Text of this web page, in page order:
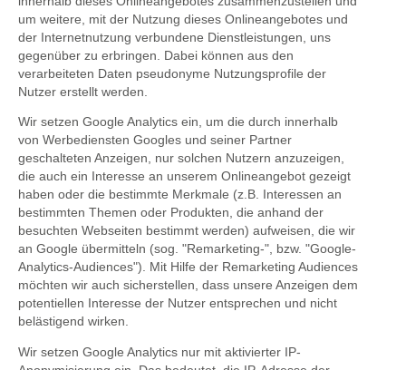
um weitere, mit der Nutzung dieses Onlineangebotes und
der Internetnutzung verbundene Dienstleistungen, uns
gegenüber zu erbringen. Dabei können aus den
verarbeiteten Daten pseudonyme Nutzungsprofile der
Nutzer erstellt werden.
Wir setzen Google Analytics ein, um die durch innerhalb
von Werbediensten Googles und seiner Partner
geschalteten Anzeigen, nur solchen Nutzern anzuzeigen,
die auch ein Interesse an unserem Onlineangebot gezeigt
haben oder die bestimmte Merkmale (z.B. Interessen an
bestimmten Themen oder Produkten, die anhand der
besuchten Webseiten bestimmt werden) aufweisen, die wir
an Google übermitteln (sog. "Remarketing-", bzw. "Google-
Analytics-Audiences"). Mit Hilfe der Remarketing Audiences
möchten wir auch sicherstellen, dass unsere Anzeigen dem
potentiellen Interesse der Nutzer entsprechen und nicht
belästigend wirken.
Wir setzen Google Analytics nur mit aktivierter IP-